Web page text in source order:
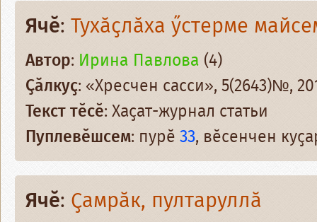
Ячӗ: Тухӑҫлӑха ӳстерме
Автор: Ирина Павлова (4)
Ҫӑлкуҫ: «Хресчен сасси», 5(2643)№,
Текст тӗсӗ: Хаҫат-журнал статьи
Пуплевӗшсем: пурӗ33, вӗсенчен
Ячӗ: Ҫамрӑк, пултаруллӑ